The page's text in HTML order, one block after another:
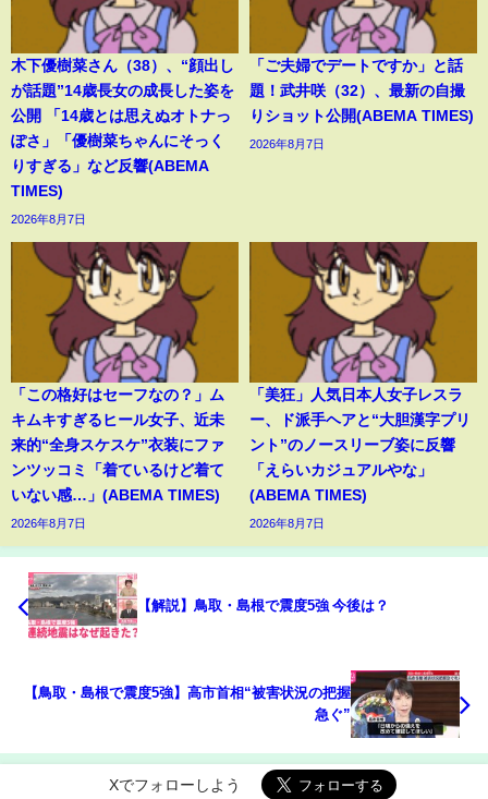
木下優樹菜さん（38）、“顔出し
が話題”14歳長女の成長した姿を
公開 「14歳とは思えぬオトナっ
ぽさ」「優樹菜ちゃんにそっく
りすぎる」など反響(ABEMA
TIMES)
2026年8月7日
「ご夫婦でデートですか」と話
題！武井咲（32）、最新の自撮
りショット公開(ABEMA TIMES)
2026年8月7日
「この格好はセーフなの？」ム
キムキすぎるヒール女子、近未
来的“全身スケスケ”衣装にファ
ンツッコミ「着ているけど着て
いない感…」(ABEMA TIMES)
2026年8月7日
「美狂」人気日本人女子レスラ
ー、ド派手ヘアと“大胆漢字プリ
ント”のノースリーブ姿に反響
「えらいカジュアルやな」
(ABEMA TIMES)
2026年8月7日
【解説】鳥取・島根で震度5強 今後は？
【鳥取・島根で震度5強】高市首相“被害状況の把握
急ぐ”
Xでフォローしよう